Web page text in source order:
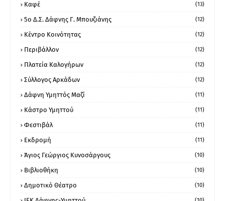
Καφέ (13)
5ο Δ.Σ. Δάφνης Γ. Μπουζιάνης (12)
Κέντρο Κοινότητας (12)
Περιβάλλον (12)
Πλατεία Καλογήρων (12)
Σύλλογος Αρκάδων (12)
Δάφνη Υμηττός Μαζί (11)
Κάστρο Υμηττού (11)
Φεστιβάλ (11)
Εκδρομή (11)
Άγιος Γεώργιος Κυνοσάργους (10)
Βιβλιοθήκη (10)
Δημοτικό Θέατρο (10)